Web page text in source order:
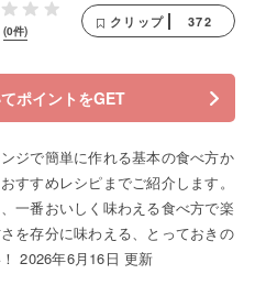
(0件)
クリップ 372
ポイントをGET
ジで簡単に作れる基本の食べ方か
すすめレシピまでご紹介します。
一番おいしく味わえる食べ方で楽
を存分に味わえる、とっておきの
2026年6月16日 更新